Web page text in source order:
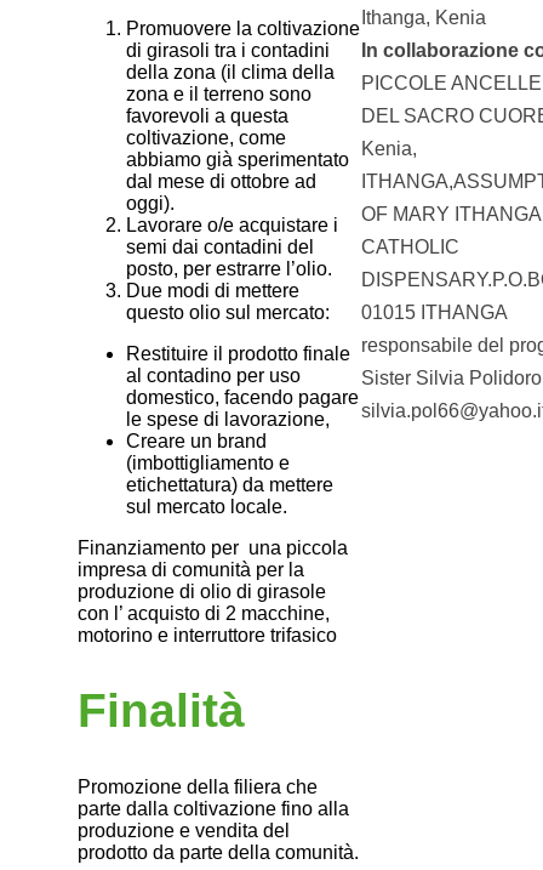
Promuovere la coltivazione
di girasoli tra i contadini
della zona (il clima della
zona e il terreno sono
favorevoli a questa
coltivazione, come
abbiamo già sperimentato
dal mese di ottobre ad
oggi).
Lavorare o/e acquistare i
semi dai contadini del
posto, per estrarre l’olio.
Due modi di mettere
questo olio sul mercato:
Restituire il prodotto finale
al contadino per uso
domestico, facendo pagare
le spese di lavorazione,
Creare un brand
(imbottigliamento e
etichettatura) da mettere
sul mercato locale.
Finanziamento per una piccola
impresa di comunità per la
produzione di olio di girasole
con l’ acquisto di 2 macchine,
motorino e interruttore trifasico
Finalità
Promozione della filiera che
parte dalla coltivazione fino alla
produzione e vendita del
prodotto da parte della comunità.
Ithanga, Kenia
In collaborazione
PICCOLE ANCELLE
DEL SACRO
Kenia,
OF MARY ITHANGA
CATHOLIC
01015 ITHANGA
responsabile del
Sister Silvia